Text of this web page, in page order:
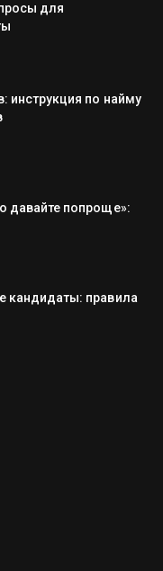
для
инструкция по найму
давайте попроще»:
кандидаты: правила